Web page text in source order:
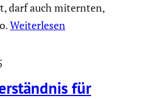
darf auch miternten,
Weiterlesen
für